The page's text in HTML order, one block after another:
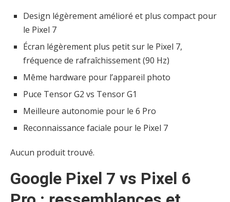
Design légèrement amélioré et plus compact pour
le Pixel 7
Écran légèrement plus petit sur le Pixel 7,
fréquence de rafraîchissement (90 Hz)
Même hardware pour l’appareil photo
Puce Tensor G2 vs Tensor G1
Meilleure autonomie pour le 6 Pro
Reconnaissance faciale pour le Pixel 7
Aucun produit trouvé.
Google Pixel 7 vs Pixel 6